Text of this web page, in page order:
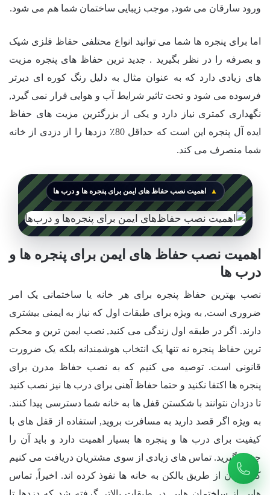
ورود سارقان می شود, موجب زیبایی ساختمان شما هم می شود.
اما برای پنجره ها شما می توانید انواع محتلفی حفاظ فلزی شیک
و بصرفه را در نظر بگیرید . جدید ترین حفاظ های پنجره مزیت
های زیادی دارد که به عنوان مثال به دلیل رنگ کوره ای دیرتر
فرسوده می شود و تحت تاثیر شرایط آب و هوایی قرار نمی گیرد,
نگهداری کمتری نیاز دارد و یکی از بزرگترین مزیت های حفاظ
ایده آل پنجره این است که حداقل 80٪ دزدها را از دزدی از خانه
شما منصرف می کند.
اهمیت نصب حفاظ های ایمن برای پنجره ها و درب ها
اهمیت نصب حفاظ های ایمن برای پنجره ها و
درب ها
نصب بهترین حفاظ پنجره برای هر خانه یا ساختمانی یک امر
ضروری است, به ویژه برای طبقات اول که نیاز به ایمنی بیشتری
دارند. اگر در طبقه اول زندگی می کنید, نصب ایمن ترین و محکم
ترین حفاظ پنجره نه تنها یک انتخاب هوشمندانه بلکه یک ضرورت
قانونی است. توصیه می کنیم که به نصب حفاظ مدرن برای
پنجره ها اکتفا نکنید و حتما حفاظ آهنی برای درب ها نیز نصب کنید
تا دزدان نتوانند با شکستن قفل ها به خانه شما دسترسی پیدا کنند.
به ویژه اگر قصد دارید به مسافرت بروید, استفاده از قفل های با
کیفیت برای درب ها و پنجره ها بسیار اهمیت دارد و باید آن را
جدی بگیرید. تماس های زیادی از سوی مشتریان دریافت می کنیم
که دزدان از طریق بالکن به خانه ها نفوذ کرده اند. اخیراً, تماس